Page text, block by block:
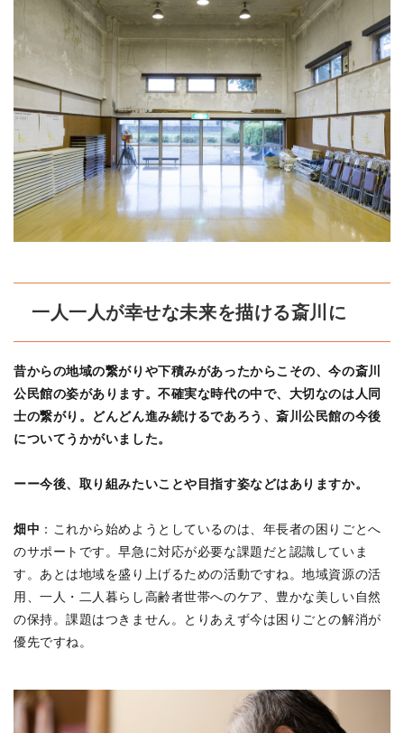
一人一人が幸せな未来を描ける斎川に
昔からの地域の繋がりや下積みがあったからこその、今の斎川
公民館の姿があります。不確実な時代の中で、大切なのは人同
士の繋がり。どんどん進み続けるであろう、斎川公民館の今後
についてうかがいました。
ーー今後、取り組みたいことや目指す姿などはありますか。
畑中 ：これから始めようとしているのは、年長者の困りごとへ
のサポートです。早急に対応が必要な課題だと認識していま
す。あとは地域を盛り上げるための活動ですね。地域資源の活
用、一人・二人暮らし高齢者世帯へのケア、豊かな美しい自然
の保持。課題はつきません。とりあえず今は困りごとの解消が
優先ですね。